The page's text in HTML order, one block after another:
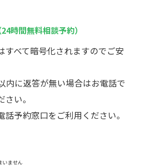
時間無料相談予約）
べて暗号化されますのでご安
内に返答が無い場合はお電話で
い。
予約窓口をご利用ください。
いません